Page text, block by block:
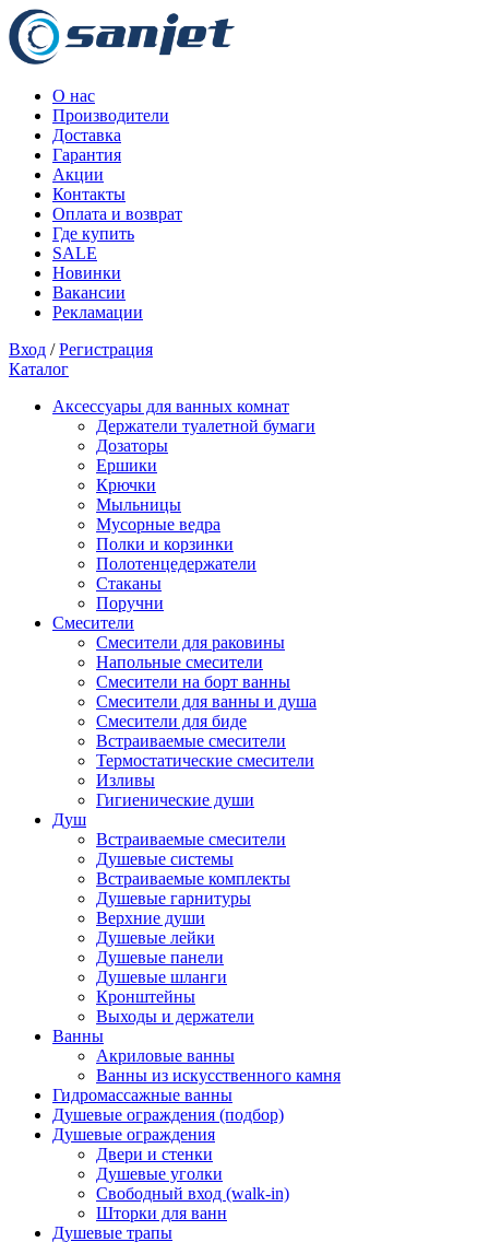
О нас
Производители
Доставка
Гарантия
Акции
Контакты
Оплата и возврат
Где купить
SALE
Новинки
Вакансии
Рекламации
Вход /Регистрация
Каталог
Аксессуары для ванных комнат
Держатели туалетной бумаги
Дозаторы
Ершики
Крючки
Мыльницы
Мусорные ведра
Полки и корзинки
Полотенцедержатели
Стаканы
Поручни
Смесители
Смесители для раковины
Напольные смесители
Смесители на борт ванны
Смесители для ванны и душа
Смесители для биде
Встраиваемые смесители
Термостатические смесители
Изливы
Гигиенические души
Душ
Встраиваемые смесители
Душевые системы
Встраиваемые комплекты
Душевые гарнитуры
Верхние души
Душевые лейки
Душевые панели
Душевые шланги
Кронштейны
Выходы и держатели
Ванны
Акриловые ванны
Ванны из искусственного камня
Гидромассажные ванны
Душевые ограждения (подбор)
Душевые ограждения
Двери и стенки
Душевые уголки
Свободный вход (walk-in)
Шторки для ванн
Душевые трапы